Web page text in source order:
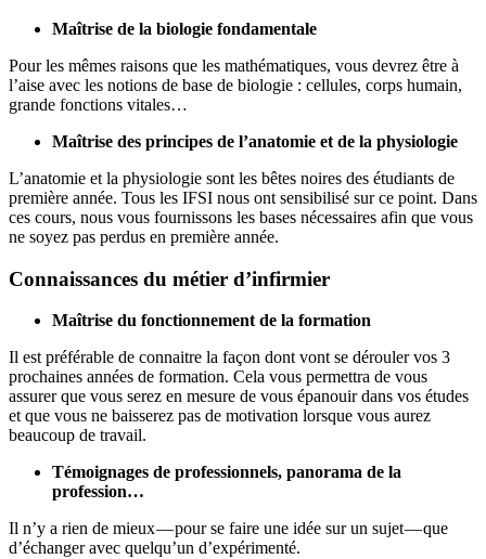
Maîtrise de la biologie fondamentale
Pour les mêmes raisons que les mathématiques, vous devrez être à
l’aise avec les notions de base de biologie : cellules, corps humain,
grande fonctions vitales…
Maîtrise des principes de l’anatomie et de la physiologie
L’anatomie et la physiologie sont les bêtes noires des étudiants de
première année. Tous les IFSI nous ont sensibilisé sur ce point. Dans
ces cours, nous vous fournissons les bases nécessaires afin que vous
ne soyez pas perdus en première année.
Connaissances du métier d’infirmier
Maîtrise du fonctionnement de la formation
Il est préférable de connaitre la façon dont vont se dérouler vos 3
prochaines années de formation. Cela vous permettra de vous
assurer que vous serez en mesure de vous épanouir dans vos études
et que vous ne baisserez pas de motivation lorsque vous aurez
beaucoup de travail.
Témoignages de professionnels, panorama de la
profession…
Il n’y a rien de mieux — pour se faire une idée sur un sujet — que
d’échanger avec quelqu’un d’expérimenté.